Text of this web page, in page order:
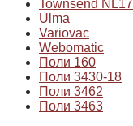
Townsend NL17
Ulma
Variovac
Webomatic
Поли 160
Поли 3430-18
Поли 3462
Поли 3463